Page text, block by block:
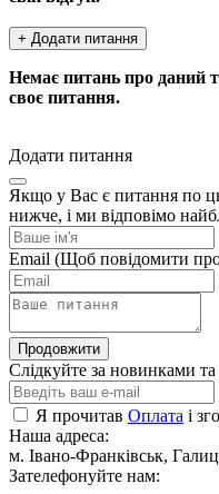
+ Додати питання
Немає питань про даний
своє питання.
Додати питання
Якщо у Вас є питання по
нижче, і ми відповімо
Email (Щоб повідомити про
Продовжити
Слідкуйте за новинками та
Я прочитав Оплата і
Наша адреса:
м. Івано-Франківськ,
Зателефонуйте нам: